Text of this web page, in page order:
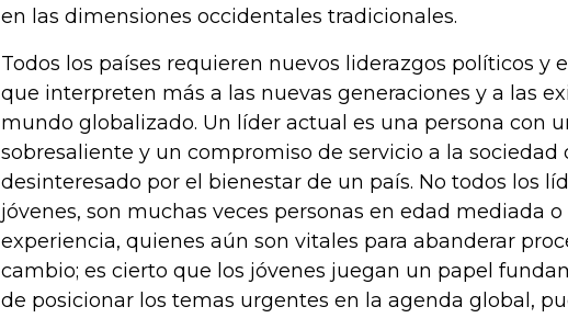
en las dimensiones occidentales tradicionales.
Todos los países requieren nuevos liderazgos políticos y
que interpreten más a las nuevas generaciones y a las
mundo globalizado. Un líder actual es una persona con
sobresaliente y un compromiso de servicio a la sociedad
desinteresado por el bienestar de un país. No todos los
jóvenes, son muchas veces personas en edad mediada
experiencia, quienes aún son vitales para abanderar
cambio; es cierto que los jóvenes juegan un papel
de posicionar los temas urgentes en la agenda global,